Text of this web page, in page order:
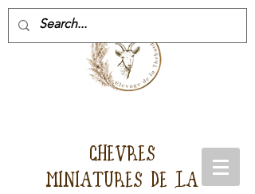
CHEVRES
MINIATURES DE LA